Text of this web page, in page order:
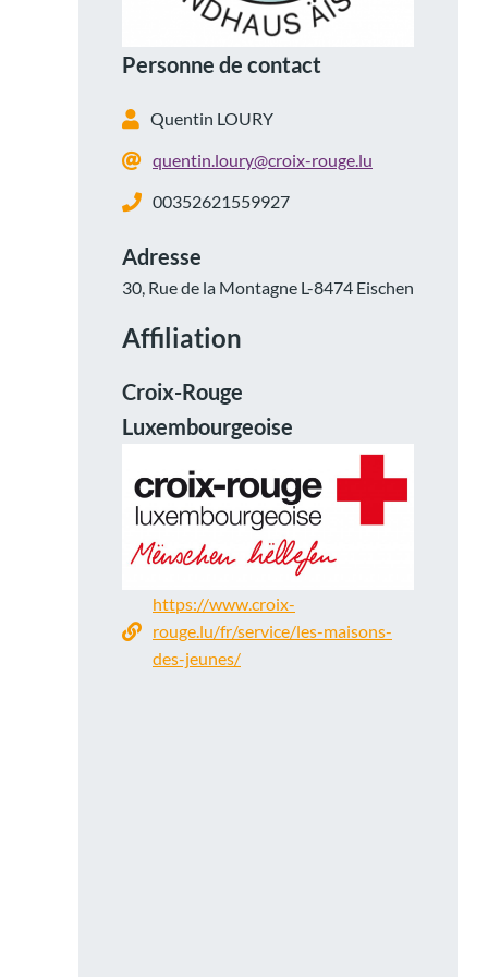
Personne de contact
Quentin LOURY
quentin.loury@croix-rouge.lu
00352621559927
Adresse
30, Rue de la Montagne L-8474 Eischen
Affiliation
Croix-Rouge
Luxembourgeoise
https://www.croix-
rouge.lu/fr/service/les-maisons-
des-jeunes/